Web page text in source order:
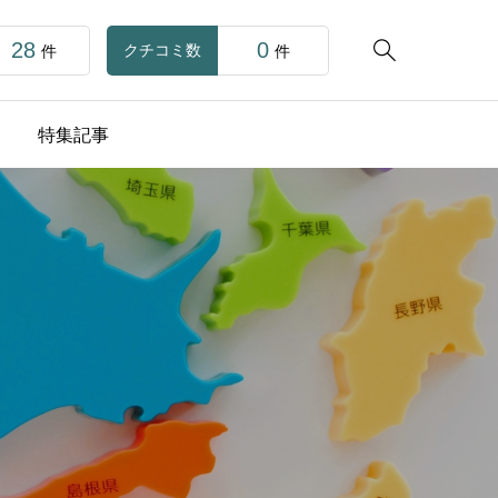

28 件 クチコミ数 0 件
特集記事